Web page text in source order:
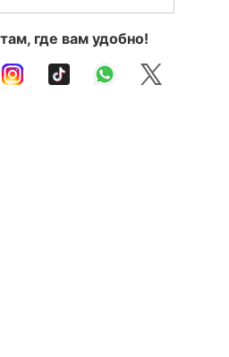
где вам удобно!